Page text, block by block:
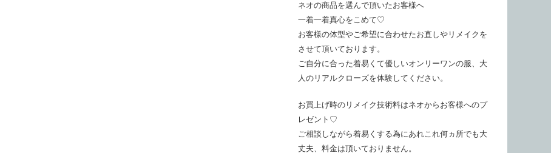
ネオの商品を選んで頂いたお客様へ
一着一着真心をこめて♡
お客様の体型やご希望に合わせたお直しやリメイクを
させて頂いております。
ご自分に合った着易くて優しいオンリーワンの服、大
人のリアルクローズを体験してください。
お買上げ時のリメイク技術料はネオからお客様へのプ
レゼント♡
ご相談しながら着易くする為にあれこれ何ヵ所でも大
丈夫、料金は頂いておりません。